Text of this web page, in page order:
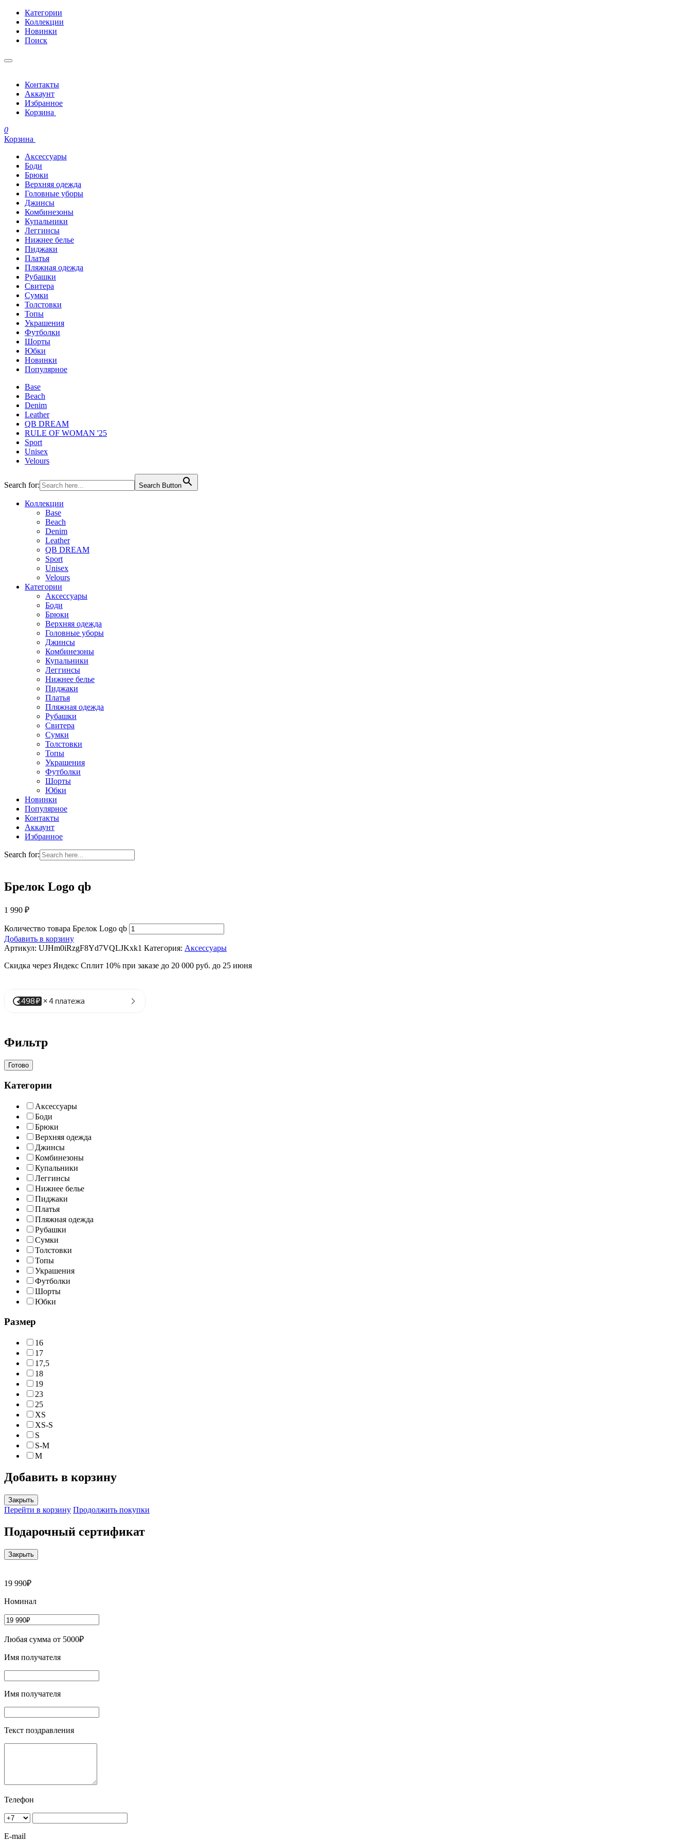
Категории
Коллекции
Новинки
Поиск
Контакты
Аккаунт
Избранное
Корзина
0
Корзина
Аксессуары
Боди
Брюки
Верхняя одежда
Головные уборы
Джинсы
Комбинезоны
Купальники
Леггинсы
Нижнее белье
Пиджаки
Платья
Пляжная одежда
Рубашки
Свитера
Сумки
Толстовки
Топы
Украшения
Футболки
Шорты
Юбки
Новинки
Популярное
Base
Beach
Denim
Leather
QB DREAM
RULE OF WOMAN '25
Sport
Unisex
Velours
Search for: Search Button
Коллекции
Base
Beach
Denim
Leather
QB DREAM
Sport
Unisex
Velours
Категории
Аксессуары
Боди
Брюки
Верхняя одежда
Головные уборы
Джинсы
Комбинезоны
Купальники
Леггинсы
Нижнее белье
Пиджаки
Платья
Пляжная одежда
Рубашки
Свитера
Сумки
Толстовки
Топы
Украшения
Футболки
Шорты
Юбки
Новинки
Популярное
Контакты
Аккаунт
Избранное
Search for:
Брелок Logo qb
1 990 ₽
Количество товара Брелок Logo qb
Добавить в корзину
Артикул: UJHm0iRzgF8Yd7VQLJKxk1 Категория: Аксессуары
Скидка через Яндекс Сплит 10% при заказе до 20 000 руб. до 25 июня
Фильтр
Готово
Категории
Аксессуары
Боди
Брюки
Верхняя одежда
Джинсы
Комбинезоны
Купальники
Леггинсы
Нижнее белье
Пиджаки
Платья
Пляжная одежда
Рубашки
Сумки
Толстовки
Топы
Украшения
Футболки
Шорты
Юбки
Размер
16
17
17,5
18
19
23
25
XS
XS-S
S
S-M
M
Добавить в корзину
Закрыть
Перейти в корзину Продолжить покупки
Подарочный сертификат
Закрыть
19 990₽
Номинал
Любая сумма от 5000₽
Имя получателя
Имя получателя
Текст поздравления
Телефон
E-mail